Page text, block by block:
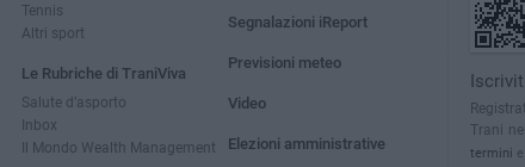
Tennis
Altri sport
Le Rubriche di TraniViva
Salute d’asporto
Inbox
Il Mondo Wealth Management
Segnalazioni iReport
Previsioni meteo
Video
Elezioni amministrative
Trani
termini